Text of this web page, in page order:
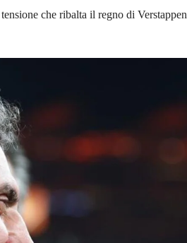
che ribalta il regno di Verstappen